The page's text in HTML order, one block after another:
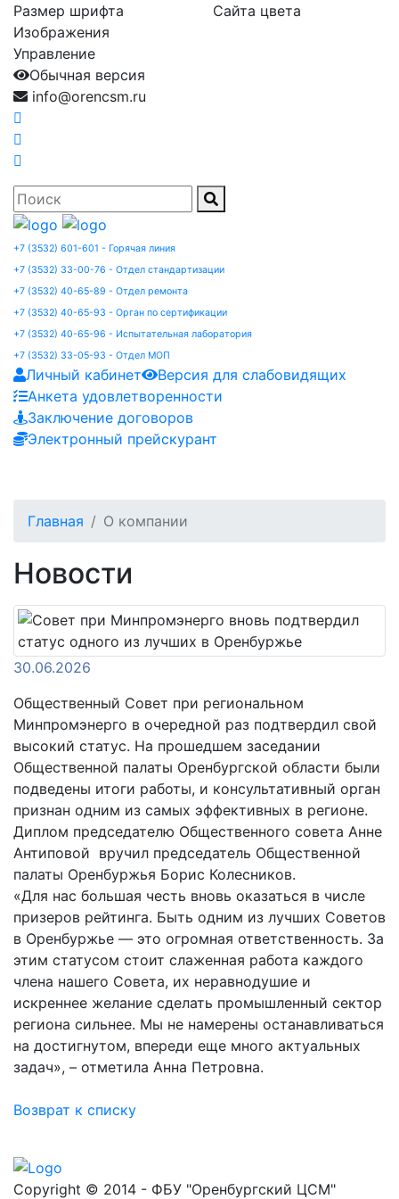
Размер шрифта
Сайта цвета
Изображения
Управление
Обычная версия
info@orencsm.ru
+7 (3532) 601-601 - Горячая линия
+7 (3532) 33-00-76 - Отдел стандартизации
+7 (3532) 40-65-89 - Отдел ремонта
+7 (3532) 40-65-93 - Орган по сертификации
+7 (3532) 40-65-96 - Испытательная лаборатория
+7 (3532) 33-05-93 - Отдел МОП
Личный кабинет
Версия для слабовидящих
Анкета удовлетворенности
Заключение договоров
Электронный прейскурант
Главная О компании
Новости
30.06.2026
Общественный Совет при региональном
Минпромэнерго в очередной раз подтвердил свой
высокий статус. На прошедшем заседании
Общественной палаты Оренбургской области были
подведены итоги работы, и консультативный орган
признан одним из самых эффективных в регионе.
Диплом председателю Общественного совета Анне
Антиповой вручил председатель Общественной
палаты Оренбуржья Борис Колесников.
«Для нас большая честь вновь оказаться в числе
призеров рейтинга. Быть одним из лучших Советов
в Оренбуржье — это огромная ответственность. За
этим статусом стоит слаженная работа каждого
члена нашего Совета, их неравнодушие и
искреннее желание сделать промышленный сектор
региона сильнее. Мы не намерены останавливаться
на достигнутом, впереди еще много актуальных
задач», – отметила Анна Петровна.
Возврат к списку
Copyright © 2014 - ФБУ "Оренбургский ЦСМ"